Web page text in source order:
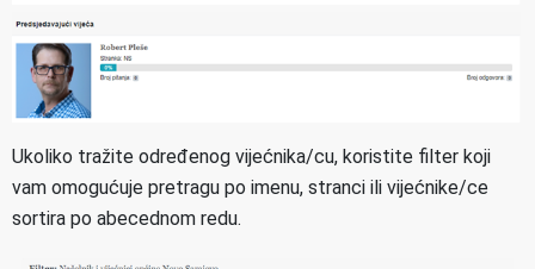
Ukoliko tražite određenog vijećnika/cu, koristite filter koji
vam omogućuje pretragu po imenu, stranci ili vijećnike/ce
sortira po abecednom redu.